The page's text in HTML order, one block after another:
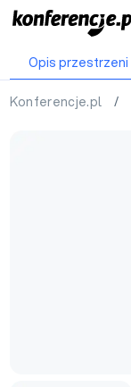
Opis przestrzeni
Konferencje.pl /